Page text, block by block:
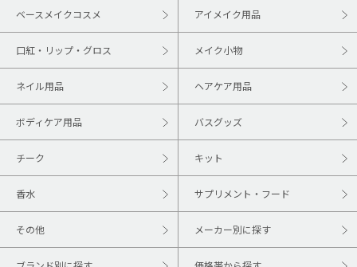
ベースメイクコスメ アイメイク用品
口紅・リップ・グロス メイク小物
ネイル用品 ヘアケア用品
ボディケア用品 バスグッズ
チーク キット
香水 サプリメント・フード
その他 メーカー別に探す